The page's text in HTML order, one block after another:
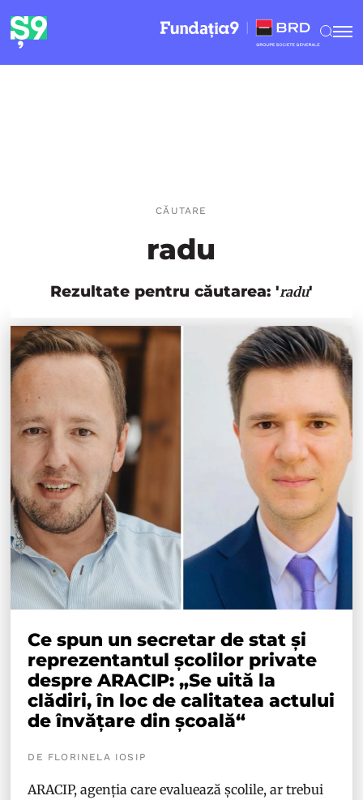
CĂUTARE
radu
Rezultate pentru căutarea: 'radu'
Ce spun un secretar de stat și
reprezentantul școlilor private
despre ARACIP: „Se uită la
clădiri, în loc de calitatea actului
de învățare din școală“
DE FLORINELA IOSIP
ARACIP, agenția care evaluează școlile, ar trebui